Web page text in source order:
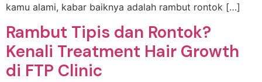
kamu alami, kabar baiknya adalah rambut rontok […]
Rambut Tipis dan Rontok?
Kenali Treatment Hair Growth
di FTP Clinic